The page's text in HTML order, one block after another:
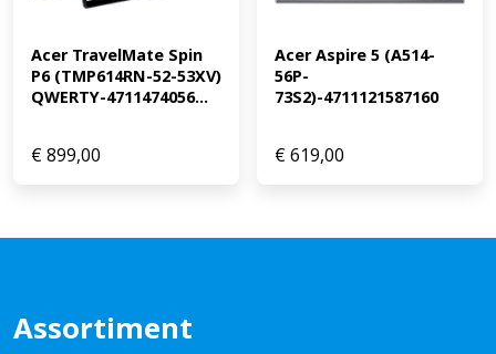
Acer TravelMate Spin
P6 (TMP614RN-52-53XV)
QWERTY-4711474056...
€899,00
Acer Aspire 5 (A514-
56P-
73S2)-4711121587160
€619,00
Assortiment